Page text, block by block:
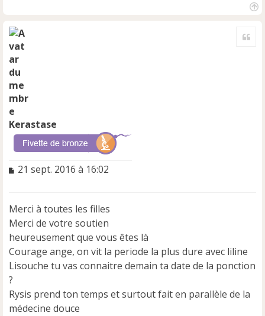
Kerastase
M
s
a
g
e
n
o
n
u
21 sept. 2016 à 16:02
Merci à toutes les filles
Merci de votre soutien
heureusement que vous êtes là
Courage ange, on vit la periode la plus dure avec liline
Lisouche tu vas connaitre demain ta date de la ponction
?
Rysis prend ton temps et surtout fait en parallèle de la
médecine douce